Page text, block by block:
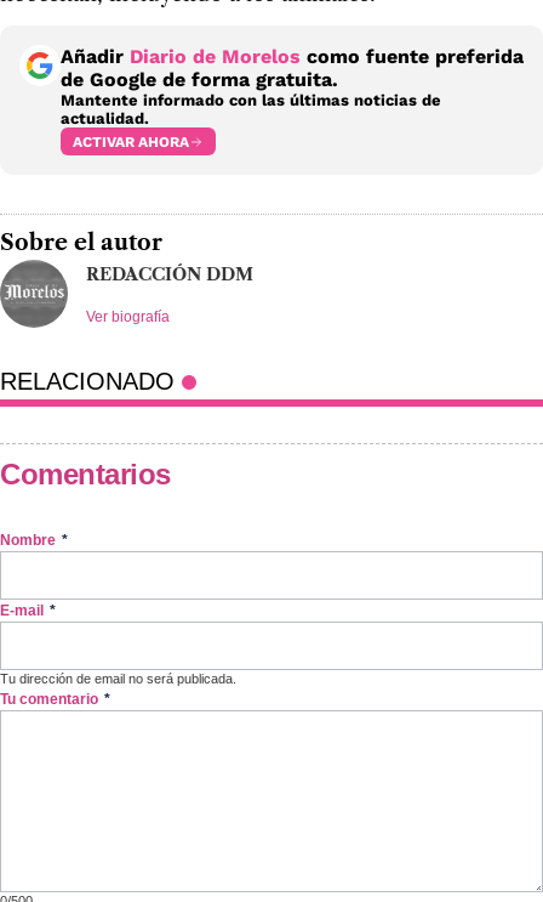
Añadir Diario de Morelos como fuente preferida
de Google de forma gratuita.
Mantente informado con las últimas noticias de
actualidad.
ACTIVAR AHORA
Sobre el autor
REDACCIÓN DDM
Ver biografía
RELACIONADO
Comentarios
Nombre *
E-mail *
Tu dirección de email no será publicada.
Tu comentario *